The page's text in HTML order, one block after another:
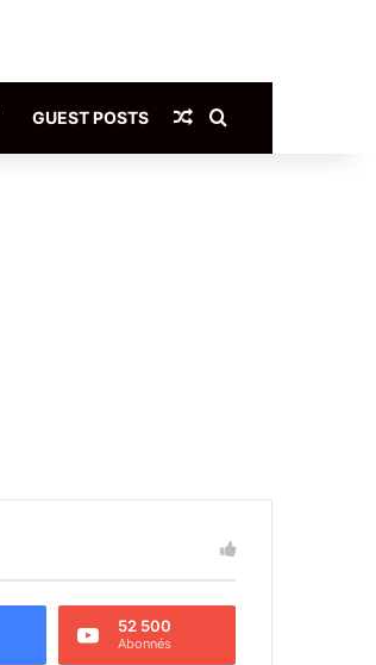
GUEST POSTS Article Aléatoire
52 500
Abonnés